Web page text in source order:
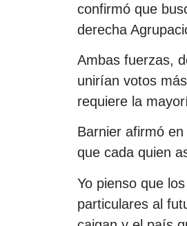
confirmó que
derecha
Ambas fuerzas,
unirían votos
requiere la
Barnier afirmó
que cada quien
Yo pienso que
particulares al